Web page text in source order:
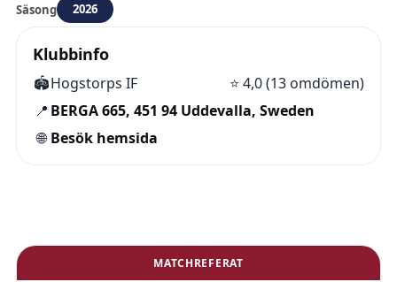
Säsong 2026
Klubbinfo
🏟️Hogstorps IF ⭐ 4,0 (13 omdömen)
📍 BERGA 665, 451 94 Uddevalla, Sweden
🌐 Besök hemsida
MATCHREFERAT